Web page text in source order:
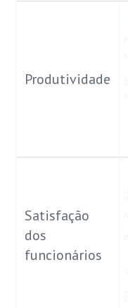
Produtividade
Satisfação
dos
funcionários